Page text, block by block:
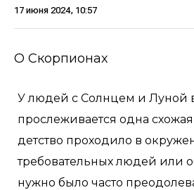
17 июня 2024, 10:57
О Скорпионах
У людей с Солнцем и Луной
прослеживается одна схожая
детство проходило в
требовательных людей или
нужно было часто